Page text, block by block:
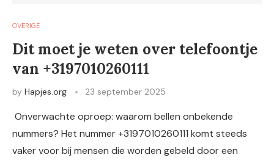
OVERIGE
Dit moet je weten over telefoontje
van +3197010260111
by Hapjes.org 23 september 2025
Onverwachte oproep: waarom bellen onbekende
nummers? Het nummer +3197010260111 komt steeds
vaker voor bij mensen die worden gebeld door een